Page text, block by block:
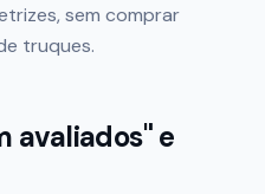
sem comprar
truques.
avaliados" e